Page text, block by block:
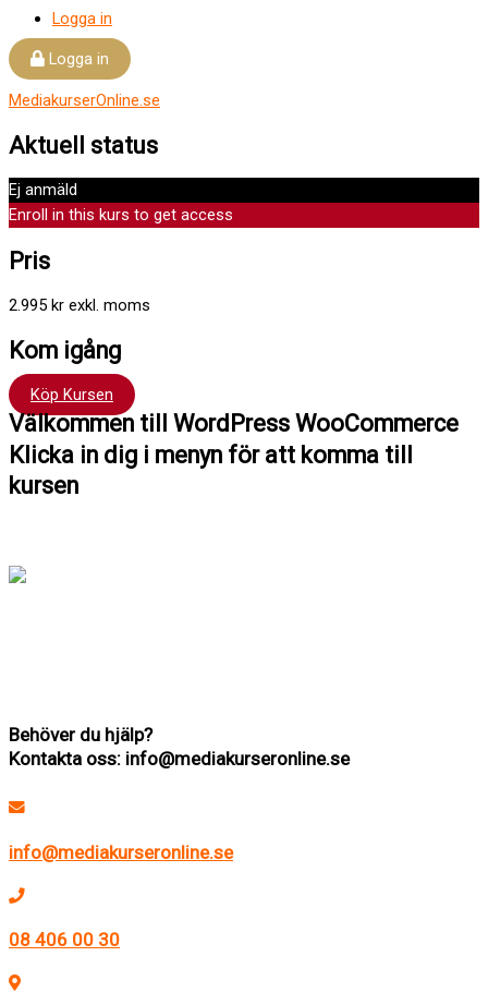
Logga in
Logga in
MediakurserOnline.se
Aktuell status
Ej anmäld
Enroll in this kurs to get access
Pris
2.995 kr exkl. moms
Kom igång
Köp Kursen
Välkommen till WordPress WooCommerce
Klicka in dig i menyn för att komma till
kursen
Behöver du hjälp?
Kontakta oss: info@mediakurseronline.se
info@mediakurseronline.se
08 406 00 30